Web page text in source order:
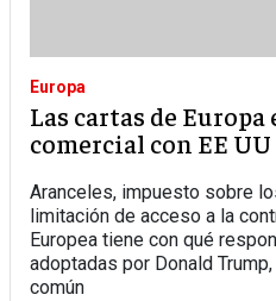
Europa
Las cartas de
comercial con EE UU
Aranceles, impuesto sobre
limitación de acceso a la
Europea tiene con qué
adoptadas por Donald
común